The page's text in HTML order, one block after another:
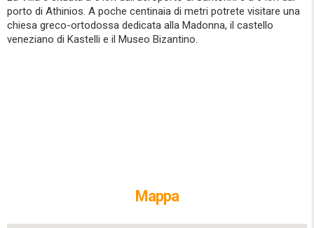
porto di Athinios. A poche centinaia di metri potrete visitare una
chiesa greco-ortodossa dedicata alla Madonna, il castello
veneziano di Kastelli e il Museo Bizantino.
Mappa